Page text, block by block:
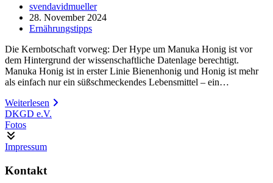
Beitrags-
Autor:
svendavidmueller
Beitrag
veröffentlicht:
28. November 2024
Beitrags-
Ernährungstipps
Die Kernbotschaft vorweg: Der Hype um Manuka Honig ist vor
dem Hintergrund der wissenschaftliche Datenlage berechtigt.
Manuka Honig ist in erster Linie Bienenhonig und Honig ist mehr
als einfach nur ein süßschmeckendes Lebensmittel – ein…
Weiterlesen Der
Hype
DKGD e.V.
Fotos
Impressum
Kontakt